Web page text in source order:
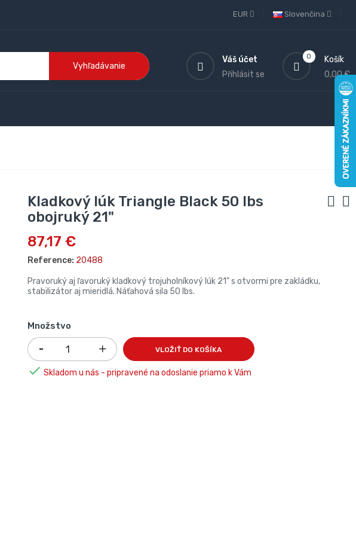
Slovenčina
EUR
Vyhľadávanie
0
Košík
0,00 €
Váš účet
Přihlásit se
Kladkový lúk Triangle Black 50 lbs
obojruký 21"
87,17 €
Reference: 20488
Pravoruký aj ľavoruký kladkový trojuholníkový lúk 21" s otvormi pre zakládku,
stabilizátor aj mieridlá. Náťahová sila 50 lbs.
Množstvo
VLOŽIŤ DO KOŠÍKA
 Skladom u nás - pripravené na odoslanie priamo k Vám